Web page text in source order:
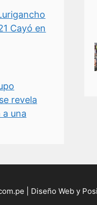
Cayó en
revela
una
| Diseño Web y